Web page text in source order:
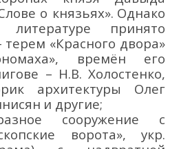
о князьях». Однако
литературе принято
терем «Красного двора»
», времён его
– Н.В. Холостенко,
архитектуры Олег
и другие;
сооружение
с
ворота», укр.